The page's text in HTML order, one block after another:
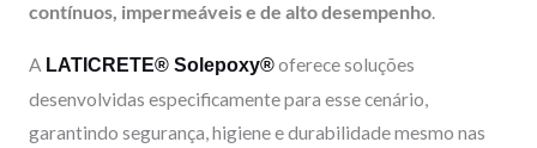
contínuos, impermeáveis e de alto desempenho.
A LATICRETE® Solepoxy®oferece soluções
desenvolvidas especificamente para esse cenário,
garantindo segurança, higiene e durabilidade mesmo nas